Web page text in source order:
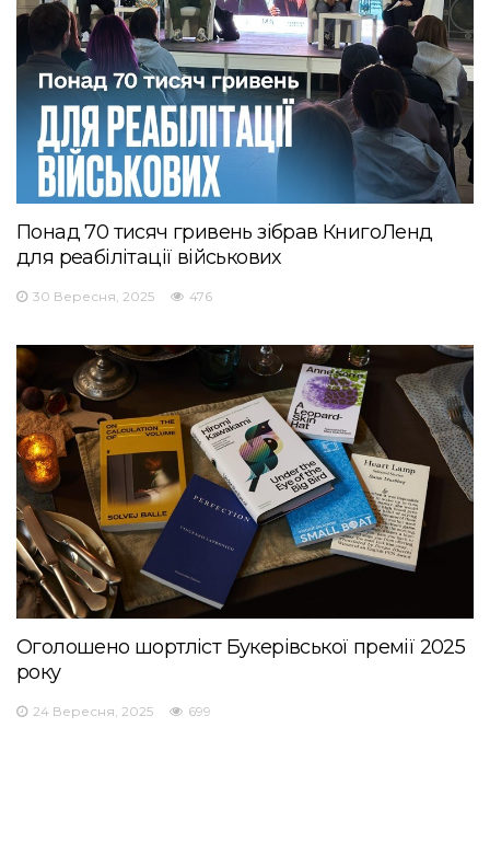
Понад 70 тисяч гривень зібрав КнигоЛенд
для реабілітації військових
30 Вересня, 2025 476
Оголошено шортліст Букерівської премії 2025
року
24 Вересня, 2025 699